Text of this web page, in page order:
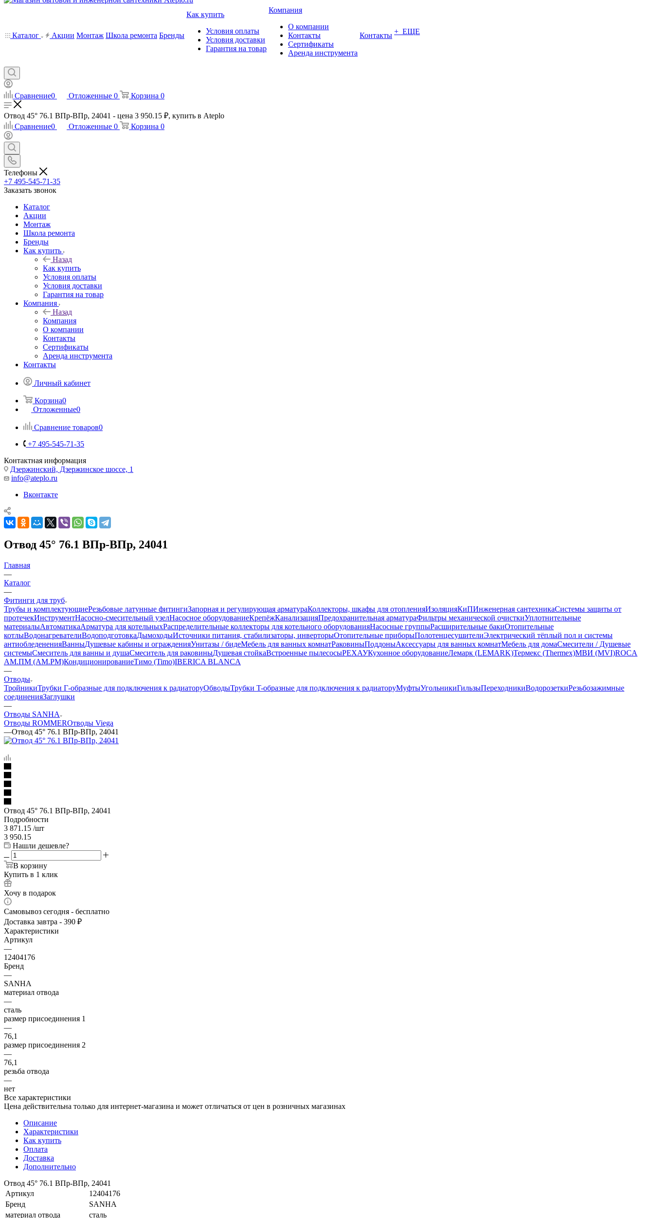
Каталог Акции Монтаж Школа ремонта Бренды
Как купить
Условия оплаты
Условия доставки
Гарантия на товар
Компания
О компании
Контакты
Сертификаты
Аренда инструмента
Контакты + ЕЩЕ
Сравнение0 Отложенные 0 Корзина 0
Отвод 45° 76.1 ВПр-ВПр, 24041 - цена 3 950.15 ₽, купить в Ateplo
Сравнение0 Отложенные 0 Корзина 0
Телефоны
+7 495-545-71-35
Заказать звонок
Каталог
Акции
Монтаж
Школа ремонта
Бренды
Как купить
Назад
Как купить
Условия оплаты
Условия доставки
Гарантия на товар
Компания
Назад
Компания
О компании
Контакты
Сертификаты
Аренда инструмента
Контакты
Личный кабинет
Корзина0
Отложенные0
Сравнение товаров0
+7 495-545-71-35
Контактная информация
Дзержинский, Дзержинское шоссе, 1
info@ateplo.ru
Вконтакте
Отвод 45° 76.1 ВПр-ВПр, 24041
Главная
—
Каталог
—
Фитинги для труб
Трубы и комплектующиеРезьбовые латунные фитингиЗапорная и регулирующая арматураКоллекторы, шкафы для отопленияИзоляцияКиПИнженерная сантехникаСистемы защиты от
протечекИнструментНасосно-смесительный узелНасосное оборудованиеКрепёжКанализацияПредохранительная арматураФильтры механической очисткиУплотнительные
материалыАвтоматикаАрматура для котельныхРаспределительные коллекторы для котельного оборудованияНасосные группыРасширительные бакиОтопительные
котлыВодонагревателиВодоподготовкаДымоходыИсточники питания, стабилизаторы, инверторыОтопительные приборыПолотенцесушителиЭлектрический тёплый пол и системы
антиобледененияВанныДушевые кабины и огражденияУнитазы / бидеМебель для ванных комнатРаковиныПоддоныАксессуары для ванных комнатМебель для домаСмесители / Душевые
системыСмеситель для ванны и душаСмеситель для раковиныДушевая стойкаВстроенные пылесосыРЕХАУКухонное оборудованиеЛемарк (LEMARK)Термекс (Thermex)МВИ (MVI)ROCA
АМ.ПМ (AM.PM)КондиционированиеТимо (Timo)IBERICA BLANCA
—
Отводы
ТройникиТрубки Г-образные для подключения к радиаторуОбводыТрубки T-образные для подключения к радиаторуМуфтыУгольникиГильзыПереходникиВодорозеткиРезьбозажимные
соединенияЗаглушки
—
Отводы SANHA
Отводы ROMMERОтводы Viega
—Отвод 45° 76.1 ВПр-ВПр, 24041
Отвод 45° 76.1 ВПр-ВПр, 24041
Подробности
3 871.15 /шт
3 950.15
Нашли дешевле?
В корзину
Купить в 1 клик
Хочу в подарок
Самовывоз сегодня - бесплатно
Доставка завтра - 390 ₽
Характеристики
Артикул
—
12404176
Бренд
—
SANHA
материал отвода
—
сталь
размер присоединения 1
—
76,1
размер присоединения 2
—
76,1
резьба отвода
—
нет
Все характеристики
Цена действительна только для интернет-магазина и может отличаться от цен в розничных магазинах
Описание
Характеристики
Как купить
Оплата
Доставка
Дополнительно
Отвод 45° 76.1 ВПр-ВПр, 24041
Артикул
12404176
Бренд
SANHA
материал отвода
сталь